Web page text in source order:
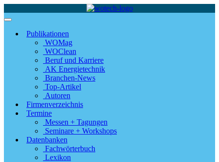
Publikationen
WOMag
WOClean
Beruf und Karriere
AK Energietechnik
Branchen-News
Top-Artikel
Autoren
Firmenverzeichnis
Termine
Messen + Tagungen
Seminare + Workshops
Datenbanken
Fachwörterbuch
Lexikon